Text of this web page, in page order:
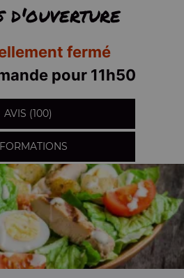
d'ouverture
fermé
pour 11h50
AVIS (100)